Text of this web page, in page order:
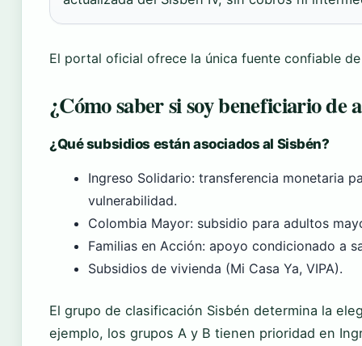
El portal oficial ofrece la única fuente confiable
¿Cómo saber si soy beneficiario de
¿Qué subsidios están asociados al Sisbén?
Ingreso Solidario: transferencia monetaria
vulnerabilidad.
Colombia Mayor: subsidio para adultos
Familias en Acción: apoyo condicionado a
Subsidios de vivienda (Mi Casa Ya, VIPA).
El grupo de clasificación Sisbén determina la
ejemplo, los grupos A y B tienen prioridad en